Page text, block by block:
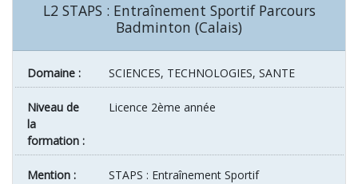
L2 STAPS : Entraînement Sportif Parcours
Badminton (Calais)
Domaine : SCIENCES, TECHNOLOGIES, SANTE
Niveau de
la
formation :
Licence 2ème année
Mention : STAPS : Entraînement Sportif